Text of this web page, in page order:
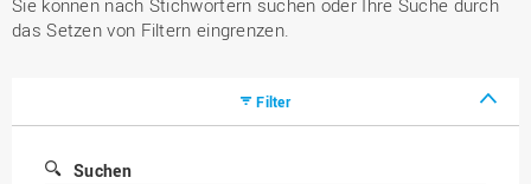
das Setzen von Filtern eingrenzen.
Filter
Suchen